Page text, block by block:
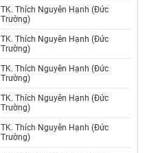
TK. Thích Nguyên Hạnh (Đức
Trường)
TK. Thích Nguyên Hạnh (Đức
Trường)
TK. Thích Nguyên Hạnh (Đức
Trường)
TK. Thích Nguyên Hạnh (Đức
Trường)
TK. Thích Nguyên Hạnh (Đức
Trường)